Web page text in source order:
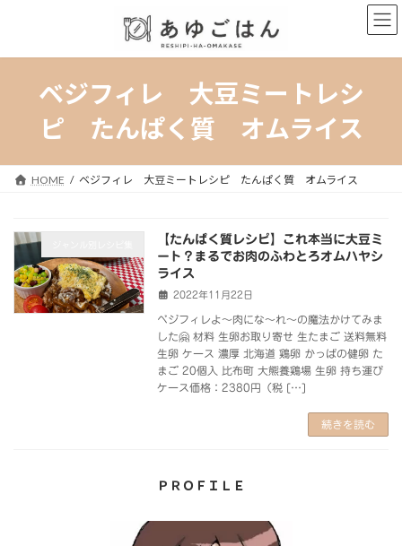
ン
プ
ー
動
ベジフィレ 大豆ミートレシ
ピ たんぱく質 オムライス
HOME ベジフィレ 大豆ミートレシピ たんぱく質 オムライス
【たんぱく質レシピ】これ本当に大豆ミ
ート？まるでお肉のふわとろオムハヤシ
ライス
2022年11月22日
ベジフィレよ～肉にな～れ～の魔法かけてみま
した🤗 材料 生卵お取り寄せ 生たまご 送料無料
生卵 ケース 濃厚 北海道 鶏卵 かっぱの健卵 た
まご 20個入 比布町 大熊養鶏場 生卵 持ち運び
ケース価格：2380円（税 […]
続きを読む
ＰＲＯＦＩＬＥ